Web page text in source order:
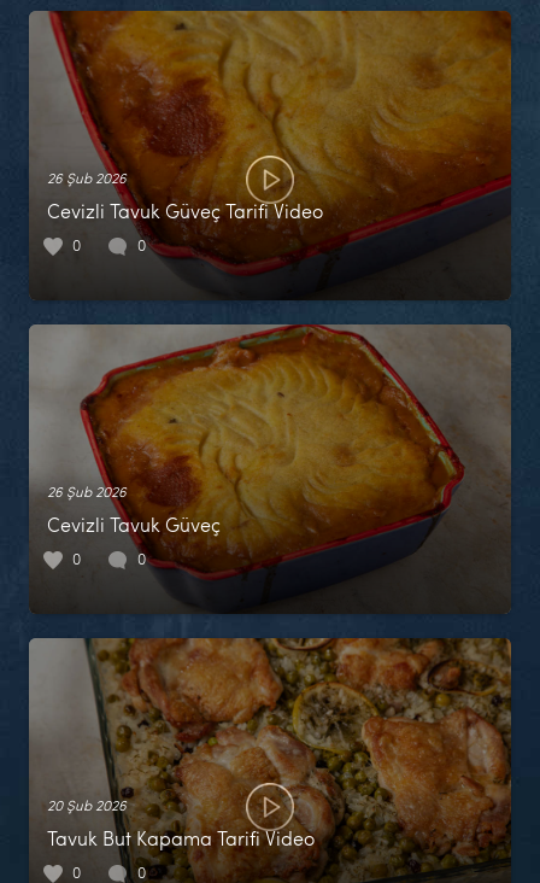
26 Şub 2026
Cevizli Tavuk Güveç Tarifi Video
0 0
26 Şub 2026
Cevizli Tavuk Güveç
0 0
20 Şub 2026
Tavuk But Kapama Tarifi Video
0 0